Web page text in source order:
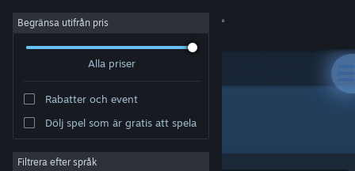
Logga in
Om
Begränsa utifrån pris
Alla priser
Rabatter och event
Dölj spel som är gratis att spela
Filtrera efter språk
Utvecklare: Exponential Games Inc.